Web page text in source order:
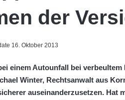
der
16. Oktober 2013
einem Autounfall bei
Winter, Rechtsanwalt aus
auseinanderzusetzen. Hat